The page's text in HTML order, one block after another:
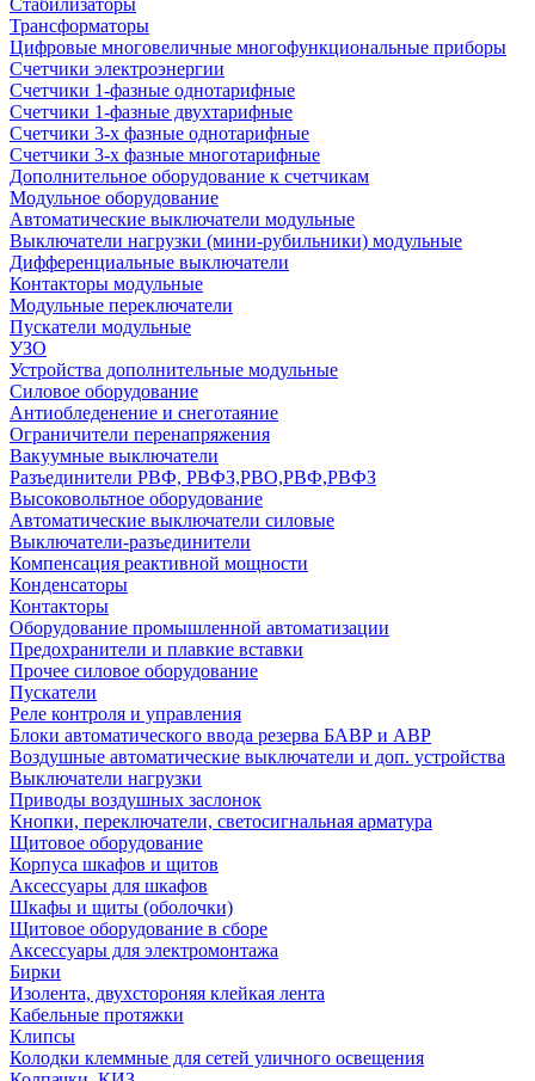
Стабилизаторы
Трансформаторы
Цифровые многовеличные многофункциональные приборы
Счетчики электроэнергии
Счетчики 1-фазные однотарифные
Счетчики 1-фазные двухтарифные
Счетчики 3-х фазные однотарифные
Счетчики 3-х фазные многотарифные
Дополнительное оборудование к счетчикам
Модульное оборудование
Автоматические выключатели модульные
Выключатели нагрузки (мини-рубильники) модульные
Дифференциальные выключатели
Контакторы модульные
Модульные переключатели
Пускатели модульные
УЗО
Устройства дополнительные модульные
Силовое оборудование
Антиобледенение и снеготаяние
Ограничители перенапряжения
Вакуумные выключатели
Разъединители РВФ, РВФЗ,РВО,РВФ,РВФЗ
Высоковольтное оборудование
Автоматические выключатели cиловые
Выключатели-разъединители
Компенсация реактивной мощности
Конденсаторы
Контакторы
Оборудование промышленной автоматизации
Предохранители и плавкие вставки
Прочее силовое оборудование
Пускатели
Реле контроля и управления
Блоки автоматического ввода резерва БАВР и АВР
Воздушные автоматические выключатели и доп. устройства
Выключатели нагрузки
Приводы воздушных заслонок
Кнопки, переключатели, светосигнальная арматура
Щитовое оборудование
Корпуса шкафов и щитов
Аксессуары для шкафов
Шкафы и щиты (оболочки)
Щитовое оборудование в сборе
Аксессуары для электромонтажа
Бирки
Изолента, двухстороняя клейкая лента
Кабельные протяжки
Клипсы
Колодки клеммные для сетей уличного освещения